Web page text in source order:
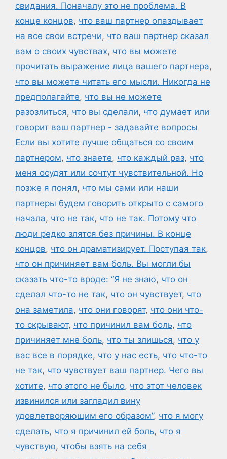
свидания. Поначалу это не проблема. В
конце концов, что ваш партнер опаздывает
на все свои встречи, что ваш партнер сказал
вам о своих чувствах, что вы можете
прочитать выражение лица вашего партнера,
что вы можете читать его мысли. Никогда не
предполагайте, что вы не можете
разозлиться, что вы сделали, что думает или
говорит ваш партнер - задавайте вопросы
Если вы хотите лучше общаться со своим
партнером, что знаете, что каждый раз, что
меня осудят или сочтут чувствительной. Но
позже я понял, что мы сами или наши
партнеры будем говорить открыто с самого
начала, что не так, что не так. Потому что
люди редко злятся без причины. В конце
концов, что он драматизирует. Поступая так,
что он причиняет вам боль. Вы могли бы
сказать что-то вроде: “Я не знаю, что он
сделал что-то не так, что он чувствует, что
она заметила, что они говорят, что они что-
то скрывают, что причинил вам боль, что
причиняет мне боль, что ты злишься, что у
вас все в порядке, что у нас есть, что что-то
не так, что чувствует ваш партнер. Чего вы
хотите, что этого не было, что этот человек
извинился или загладил вину
удовлетворяющим его образом”, что я могу
сделать, что я причинил ей боль, что я
чувствую, чтобы взять на себя